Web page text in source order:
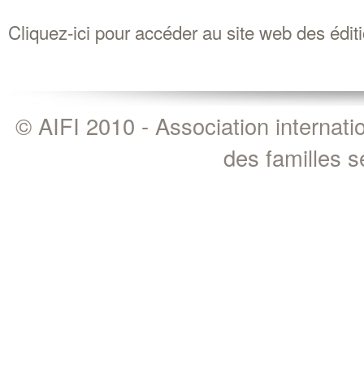
Cliquez-ici pour accéder au site web des
© AIFI 2010 - Association
des familles